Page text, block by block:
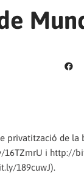
privatització de la
i http://
189cuwJ).